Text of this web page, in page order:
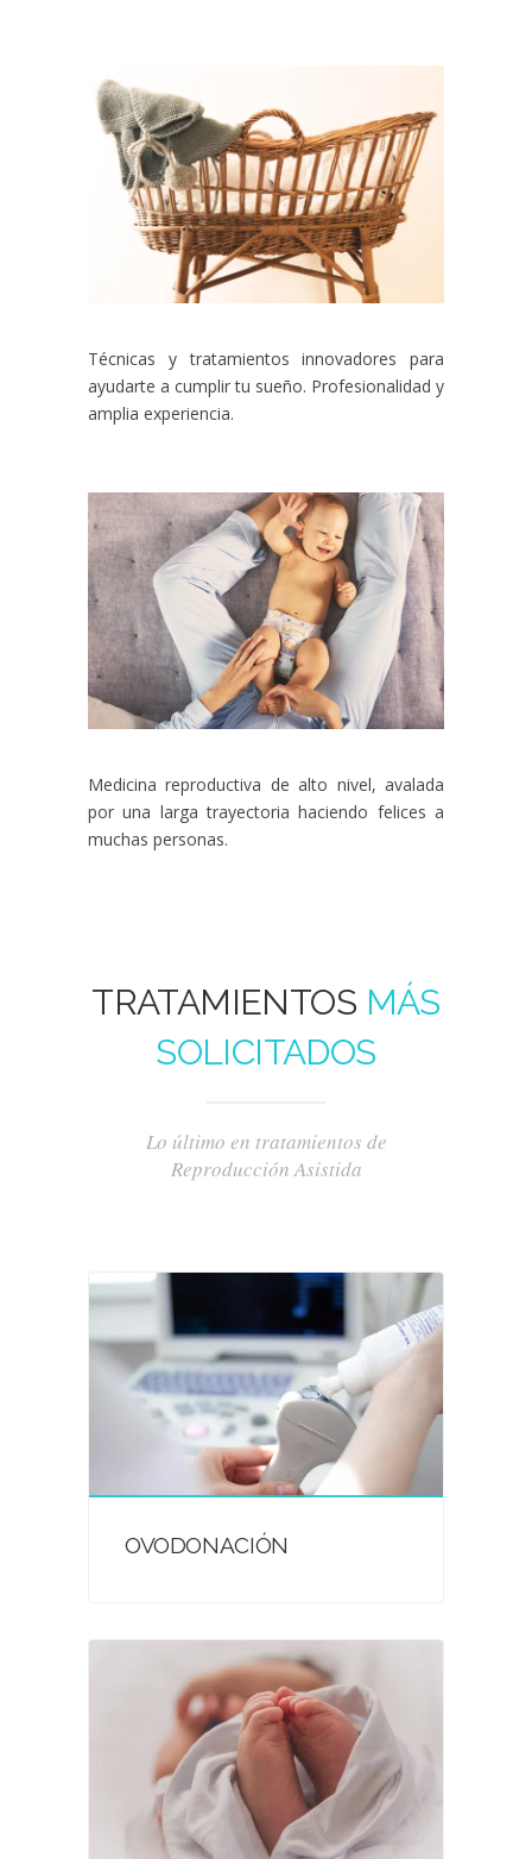
Técnicas y tratamientos innovadores para
ayudarte a cumplir tu sueño. Profesionalidad y
amplia experiencia.
Medicina reproductiva de alto nivel, avalada
por una larga trayectoria haciendo felices a
muchas personas.
TRATAMIENTOS MÁS
SOLICITADOS
Lo último en tratamientos de
Reproducción Asistida
OVODONACIÓN